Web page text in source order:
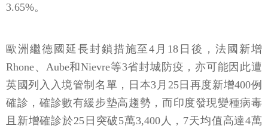
3.65%。
歐洲繼德國延長封鎖措施至4月18日後，法國新增
Rhone、Aube和Nievre等3省封城防疫，亦可能因此遭
英國列入入境管制名單，日本3月25日再度新增400例
確診，確診數有緩步墊高趨勢，而印度發現變種病毒
且新增確診於25日突破5萬3,400人，7天均值高達4萬